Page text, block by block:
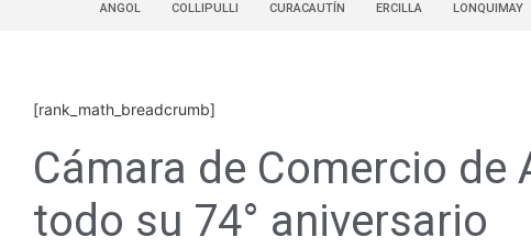
ANGOL COLLIPULLI CURACAUTÍN ERCILLA LONQUIMAY
[rank_math_breadcrumb]
Cámara de Comercio de
todo su 74° aniversario